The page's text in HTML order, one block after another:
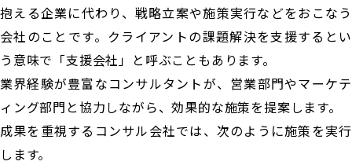
抱える企業に代わり、戦略立案や施策実行などをおこなう
会社のことです。クライアントの課題解決を支援するとい
う意味で「支援会社」と呼ぶこともあります。
業界経験が豊富なコンサルタントが、営業部門やマーケテ
ィング部門と協力しながら、効果的な施策を提案します。
成果を重視するコンサル会社では、次のように施策を実行
します。